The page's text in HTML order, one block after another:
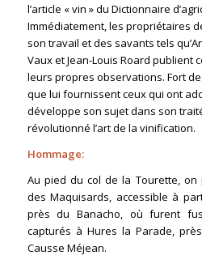
l’article « vin » du Dictionnaire
Immédiatement, les propriétaires
son travail et des savants tels
Vaux et Jean-Louis Roard publient
leurs propres observations. Fort
que lui fournissent ceux qui ont
développe son sujet dans son
révolutionné l’art de la vinification.
Hommage:
Au pied du col de la Tourette,
des Maquisards, accessible à
près du Banacho, où furent
capturés à Hures la Parade,
Causse Méjean.